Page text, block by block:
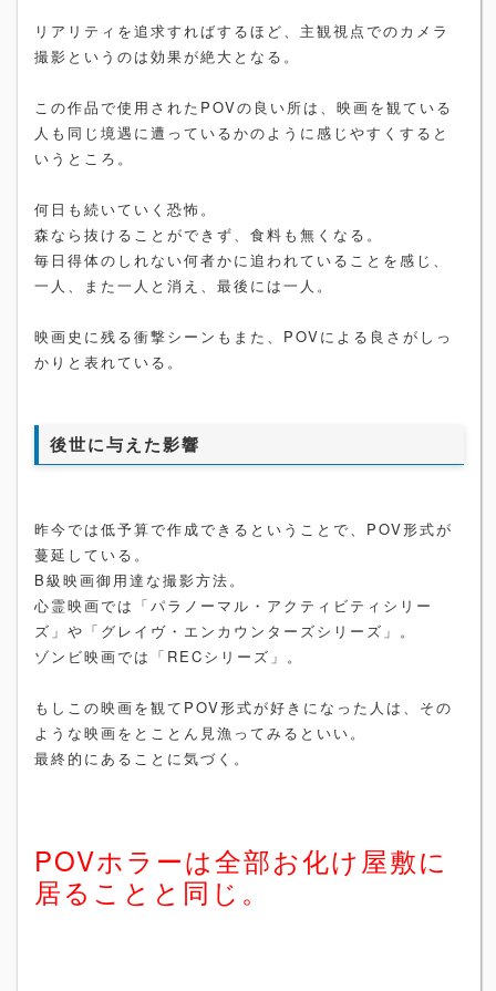
リアリティを追求すればするほど、主観視点でのカメラ
撮影というのは効果が絶大となる。
この作品で使用されたPOVの良い所は、映画を観ている
人も同じ境遇に遭っているかのように感じやすくすると
いうところ。
何日も続いていく恐怖。
森なら抜けることができず、食料も無くなる。
毎日得体のしれない何者かに追われていることを感じ、
一人、また一人と消え、最後には一人。
映画史に残る衝撃シーンもまた、POVによる良さがしっ
かりと表れている。
後世に与えた影響
昨今では低予算で作成できるということで、POV形式が
蔓延している。
B級映画御用達な撮影方法。
心霊映画では「パラノーマル・アクティビティシリー
ズ」や「グレイヴ・エンカウンターズシリーズ」。
ゾンビ映画では「RECシリーズ」。
もしこの映画を観てPOV形式が好きになった人は、その
ような映画をとことん見漁ってみるといい。
最終的にあることに気づく。
POVホラーは全部お化け屋敷に
居ることと同じ。